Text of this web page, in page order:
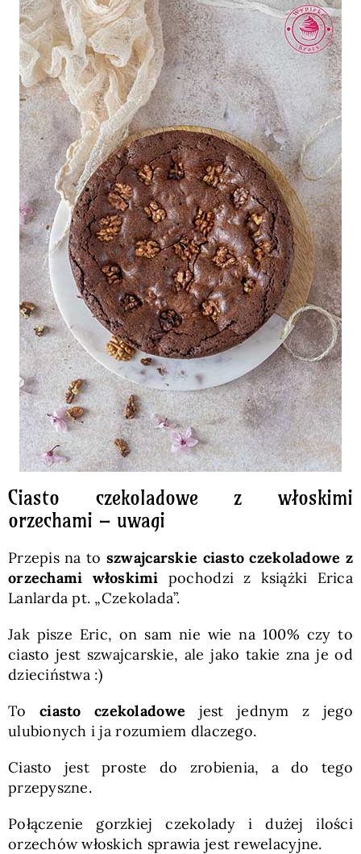
Ciasto czekoladowe z włoskimi
orzechami – uwagi
Przepis na to szwajcarskie ciasto czekoladowe z
orzechami włoskimi pochodzi z książki Erica
Lanlarda pt. „Czekolada”.
Jak pisze Eric, on sam nie wie na 100% czy to
ciasto jest szwajcarskie, ale jako takie zna je od
dzieciństwa :)
To ciasto czekoladowe jest jednym z jego
ulubionych i ja rozumiem dlaczego.
Ciasto jest proste do zrobienia, a do tego
przepyszne.
Połączenie gorzkiej czekolady i dużej ilości
orzechów włoskich sprawia jest rewelacyjne.